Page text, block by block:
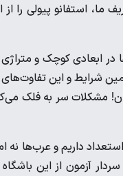
استفانو پیولی را از
ابعادی کوچک و
و این تفاوت‌های
مشکلات سر به فلک
داریم و عرب‌ها نه
آزمون از این